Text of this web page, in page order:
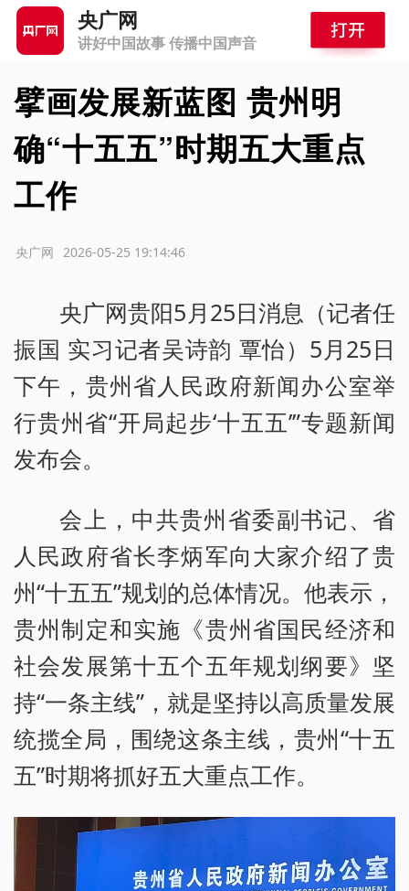
央广网
讲好中国故事 传播中国声音
擘画发展新蓝图 贵州明
确“十五五”时期五大重点
工作
2026-05-25 19:14:46
央广网
央广网贵阳5月25日消息（记者任
振国 实习记者吴诗韵 覃怡）5月25日
下午，贵州省人民政府新闻办公室举
行贵州省“开局起步‘十五五’”专题新闻
发布会。
会上，中共贵州省委副书记、省
人民政府省长李炳军向大家介绍了贵
州“十五五”规划的总体情况。他表示，
贵州制定和实施《贵州省国民经济和
社会发展第十五个五年规划纲要》坚
持“一条主线”，就是坚持以高质量发展
统揽全局，围绕这条主线，贵州“十五
五”时期将抓好五大重点工作。